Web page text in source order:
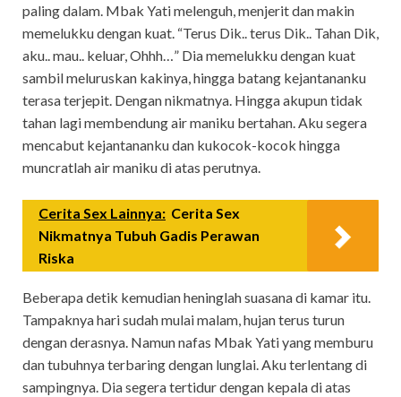
paling dalam. Mbak Yati melenguh, menjerit dan makin
memelukku dengan kuat. “Terus Dik.. terus Dik.. Tahan Dik,
aku.. mau.. keluar, Ohhh…” Dia memelukku dengan kuat
sambil meluruskan kakinya, hingga batang kejantananku
terasa terjepit. Dengan nikmatnya. Hingga akupun tidak
tahan lagi membendung air maniku bertahan. Aku segera
mencabut kejantananku dan kukocok-kocok hingga
muncratlah air maniku di atas perutnya.
Cerita Sex Lainnya: Cerita Sex
Nikmatnya Tubuh Gadis Perawan
Riska
Beberapa detik kemudian heninglah suasana di kamar itu.
Tampaknya hari sudah mulai malam, hujan terus turun
dengan derasnya. Namun nafas Mbak Yati yang memburu
dan tubuhnya terbaring dengan lunglai. Aku terlentang di
sampingnya. Dia segera tertidur dengan kepala di atas